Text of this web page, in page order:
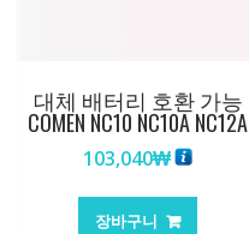
대체 배터리 호환 가능
COMEN NC10 NC10A NC12A
103,040₩
장바구니